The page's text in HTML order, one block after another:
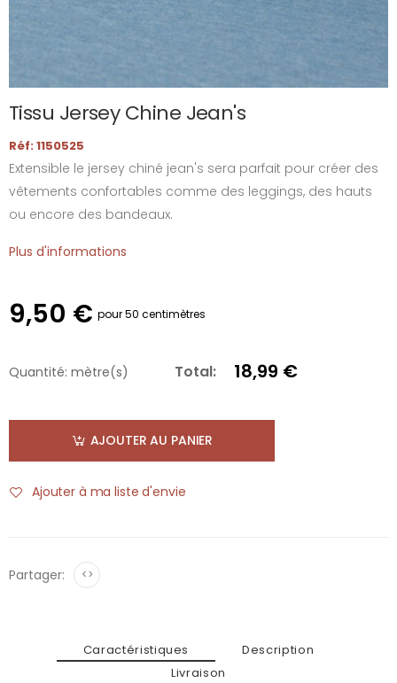
Tissu Jersey Chine Jean's
Réf: 1150525
Extensible le jersey chiné jean's sera parfait pour créer des
vêtements confortables comme des leggings, des hauts
ou encore des bandeaux.
Plus d'informations
9,50 € pour 50 centimètres
Quantité: mètre(s) Total: 18,99 €
AJOUTER AU PANIER
Ajouter à ma liste d'envie
Partager: <>
Caractéristiques
Description
Livraison